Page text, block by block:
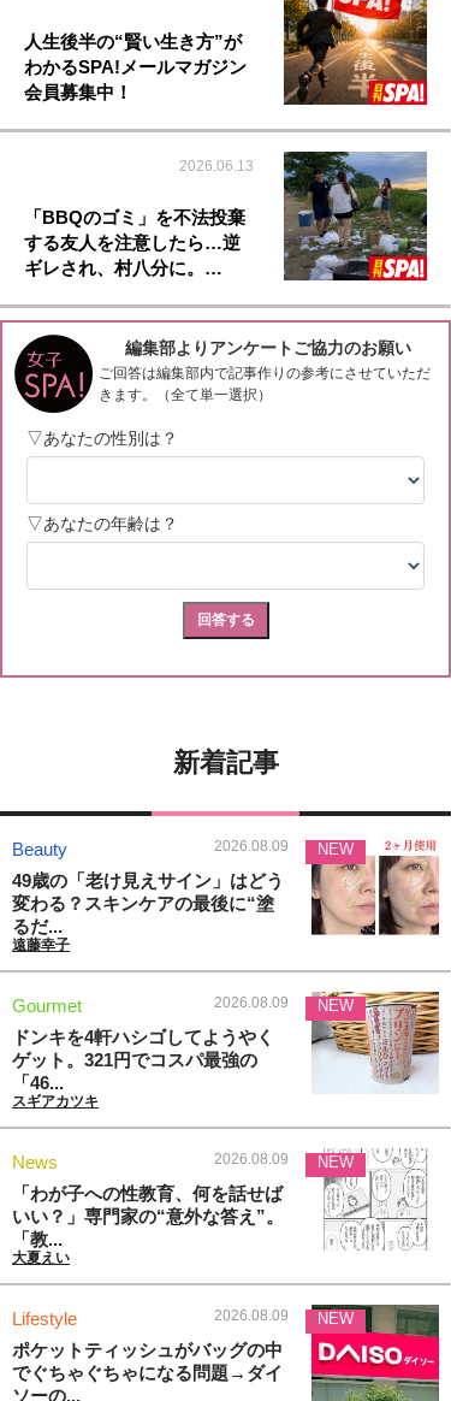
人生後半の“賢い生き方”が
わかるSPA!メールマガジン
会員募集中！
2026.06.13
「BBQのゴミ」を不法投棄
する友人を注意したら…逆
ギレされ、村八分に。…
新着記事
Beauty 2026.08.09
49歳の「老け見えサイン」はどう
変わる？スキンケアの最後に“塗
るだ...
遠藤幸子
NEW
Gourmet 2026.08.09
ドンキを4軒ハシゴしてようやく
ゲット。321円でコスパ最強の
「46...
スギアカツキ
NEW
News 2026.08.09
「わが子への性教育、何を話せば
いい？」専門家の“意外な答え”。
「教...
大夏えい
NEW
Lifestyle 2026.08.09
ポケットティッシュがバッグの中
でぐちゃぐちゃになる問題→ダイ
ソーの...
NEW